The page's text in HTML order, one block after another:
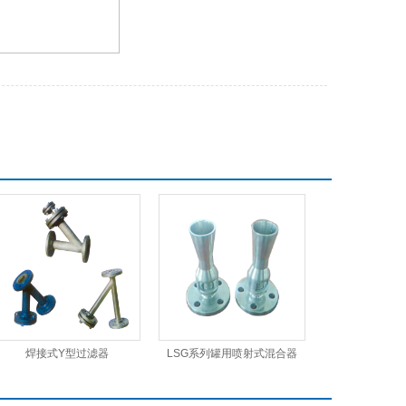
焊接式Y型过滤器 LSG系列罐用喷射式混合器